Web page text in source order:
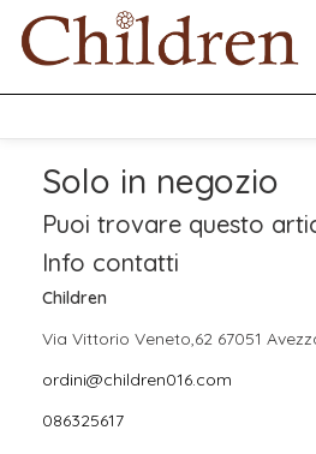
Solo in negozio
Puoi trovare questo
Info contatti
Children
Via Vittorio Veneto,62 67051
ordini@children016.com
086325617